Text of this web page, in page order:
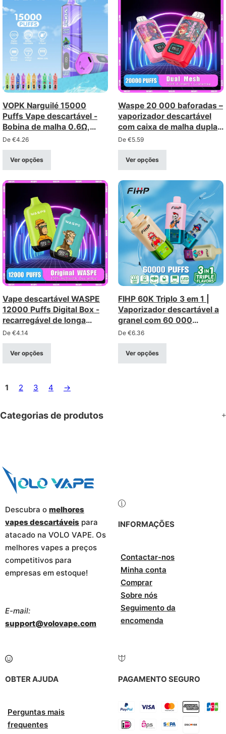
VOPK Narguilé 15000
Puffs Vape descartável -
Bobina de malha 0.6Ω,
recarregável
De €4.26
Ver opções
Waspe 20 000 baforadas –
vaporizador descartável
com caixa de malha dupla –
recarregável com ecrã LCD
(intensidade 0-5%)
De €5.59
Ver opções
Vape descartável WASPE
12000 Puffs Digital Box -
recarregável de longa
duração com ecrã
inteligente
De €4.14
Ver opções
FIHP 60K Triplo 3 em 1 |
Vaporizador descartável a
granel com 60 000
tragadas e opção tripla
De €6.36
Ver opções
1 2 3 4 →
Categorias de produtos
Descubra o melhores
vapes descartáveis para
atacado na VOLO VAPE. Os
melhores vapes a preços
competitivos para
empresas em estoque!
E-mail:
support@volovape.com
INFORMAÇÕES
Contactar-nos
Minha conta
Comprar
Sobre nós
Seguimento da
encomenda
OBTER AJUDA
Perguntas mais
frequentes
PAGAMENTO SEGURO